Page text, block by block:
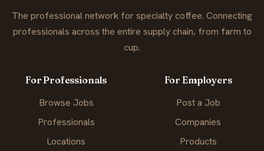
The professional network for specialty coffee. Connecting
professionals across the entire supply chain, from farm to
cup.
For Professionals
Browse Jobs
Professionals
Locations
For Employers
Post a Job
Companies
Products